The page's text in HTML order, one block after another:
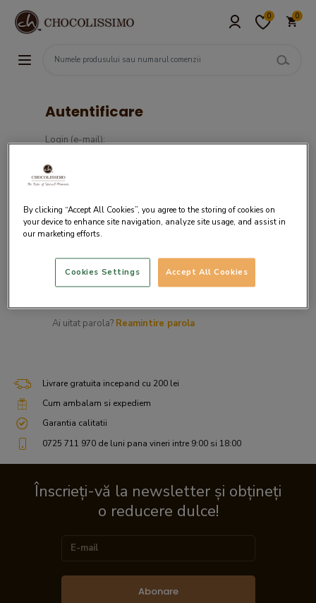
0 0
Autentificare
Login (e-mail):
Ai uitat parola? Reamintire parola
Livrare gratuita incepand cu 200 lei
Cum ambalam si expediem
Garantia calitatii
0725 711 970 de luni pana vineri intre 9:00 si 18:00
Înscrieți-vă la newsletter și obțineți
o reducere dulce!
Abonare
By clicking “Accept All Cookies”, you agree to the storing of cookies on
your device to enhance site navigation, analyze site usage, and assist in
our marketing efforts.
Accept All Cookies
Cookies Settings